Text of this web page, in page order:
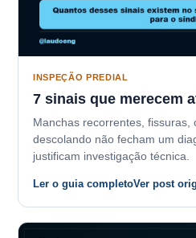
INSPEÇÃO PREDIAL
7 sinais que merecem
Manchas recorrentes, fissuras,
descolando não fecham um
justificam investigação técnica.
Ler o guia completoVer post